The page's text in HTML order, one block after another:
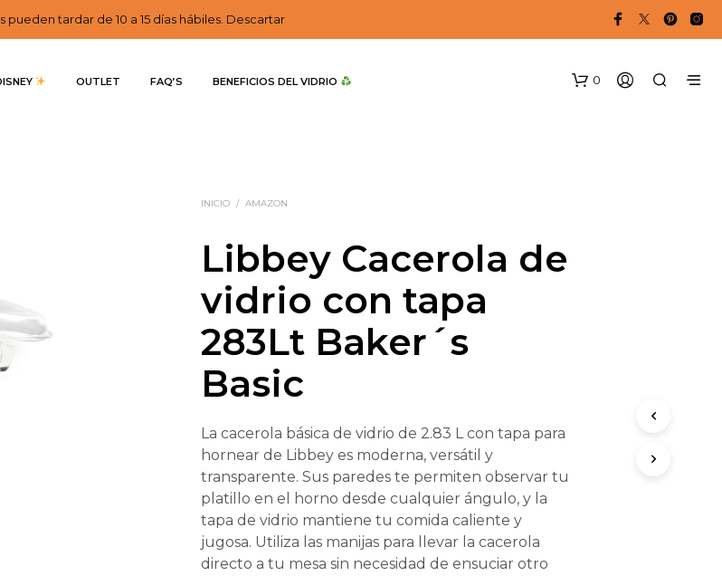
tardar de 10 a 15 días hábiles. Descartar
OUTLET FAQ’S BENEFICIOS DEL VIDRIO 0
INICIO / AMAZON
Libbey Cacerola de
vidrio con tapa
283Lt Baker´s
Basic
La cacerola básica de vidrio de 2.83 L con tapa para
hornear de Libbey es moderna, versátil y
transparente. Sus paredes te permiten observar tu
platillo en el horno desde cualquier ángulo, y la
tapa de vidrio mantiene tu comida caliente y
jugosa. Utiliza las manijas para llevar la cacerola
directo a tu mesa sin necesidad de ensuciar otro